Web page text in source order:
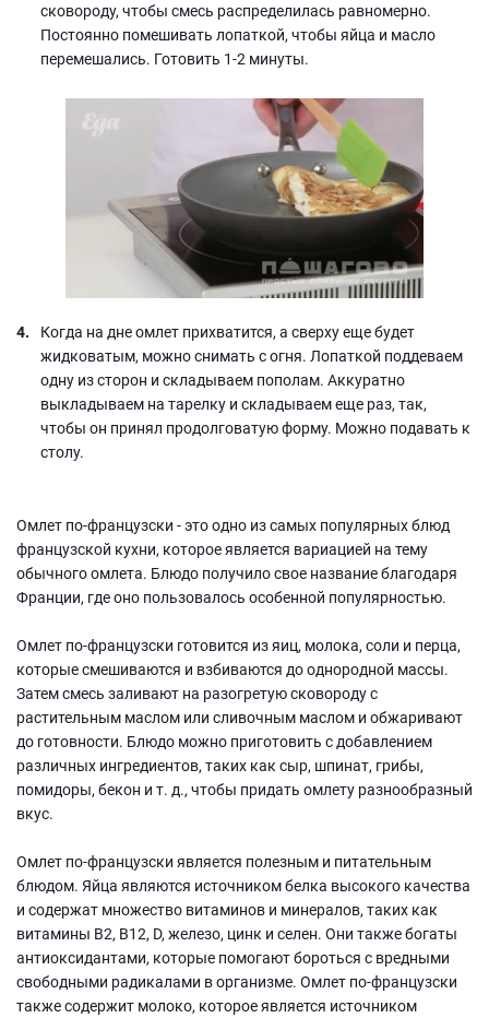
сковороду, чтобы смесь распределилась равномерно.
Постоянно помешивать лопаткой, чтобы яйца и масло
перемешались. Готовить 1-2 минуты.
Когда на дне омлет прихватится, а сверху еще будет
жидковатым, можно снимать с огня. Лопаткой поддеваем
одну из сторон и складываем пополам. Аккуратно
выкладываем на тарелку и складываем еще раз, так,
чтобы он принял продолговатую форму. Можно подавать к
столу.
Омлет по-французски - это одно из самых популярных блюд
французской кухни, которое является вариацией на тему
обычного омлета. Блюдо получило свое название благодаря
Франции, где оно пользовалось особенной популярностью.
Омлет по-французски готовится из яиц, молока, соли и перца,
которые смешиваются и взбиваются до однородной массы.
Затем смесь заливают на разогретую сковороду с
растительным маслом или сливочным маслом и обжаривают
до готовности. Блюдо можно приготовить с добавлением
различных ингредиентов, таких как сыр, шпинат, грибы,
помидоры, бекон и т. д., чтобы придать омлету разнообразный
вкус.
Омлет по-французски является полезным и питательным
блюдом. Яйца являются источником белка высокого качества
и содержат множество витаминов и минералов, таких как
витамины B2, B12, D, железо, цинк и селен. Они также богаты
антиоксидантами, которые помогают бороться с вредными
свободными радикалами в организме. Омлет по-французски
также содержит молоко, которое является источником